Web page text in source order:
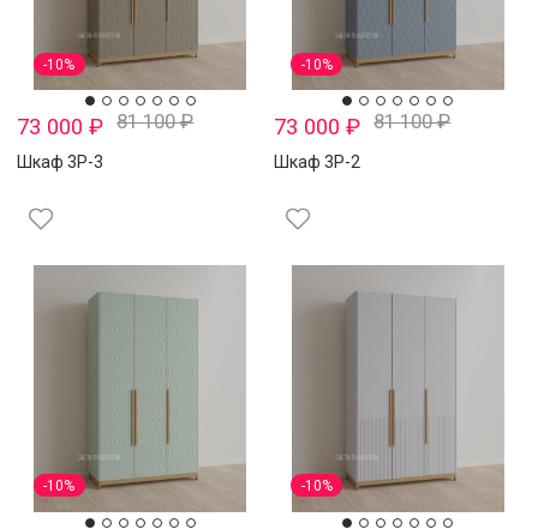
-10%
73 000 ₽ 81 100₽
Шкаф 3Р-3
-10%
73 000₽ 81 100₽
Шкаф 3Р-2
-10% -10%